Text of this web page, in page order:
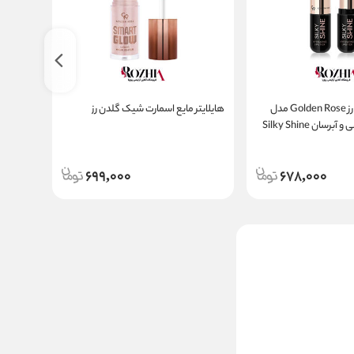
رژ لب جامد گلدن رز Golden Rose مدل
درخشش ابریشمی و آبرسان Silky Shine
678,000
هایلایتر مایع اسمارت شیک گلدن رز
699,000